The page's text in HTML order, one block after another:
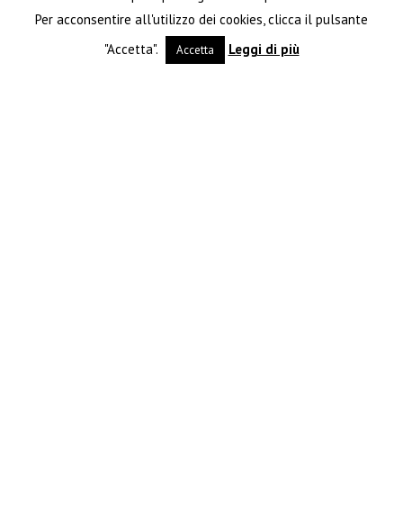
Per acconsentire all'utilizzo dei cookies, clicca il pulsante
"Accetta".
Accetta Leggi di più